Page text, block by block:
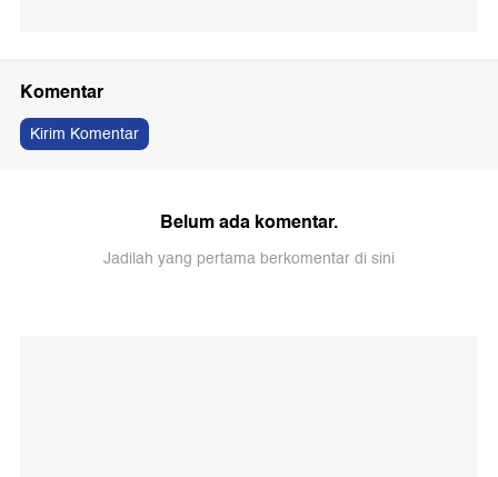
Komentar
Kirim Komentar
Belum ada komentar.
Jadilah yang pertama berkomentar di sini